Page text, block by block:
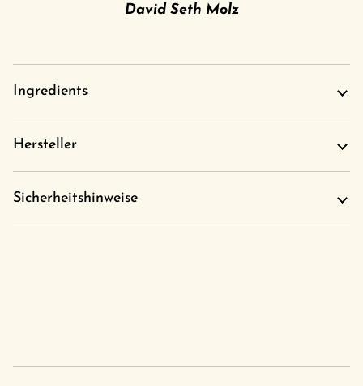
David Seth Molz
Ingredients
Hersteller
Sicherheitshinweise